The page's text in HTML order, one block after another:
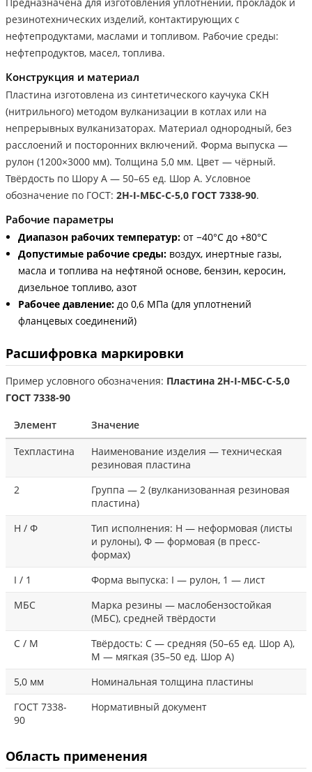
резинотехнических изделий, контактирующих с
нефтепродуктами, маслами и топливом. Рабочие среды:
нефтепродуктов, масел, топлива.
Конструкция и материал
Пластина изготовлена из синтетического каучука СКН
(нитрильного) методом вулканизации в котлах или на
непрерывных вулканизаторах. Материал однородный, без
расслоений и посторонних включений. Форма выпуска —
рулон (1200×3000 мм). Толщина 5,0 мм. Цвет — чёрный.
Твёрдость по Шору А — 50–65 ед. Шор А. Условное
обозначение по ГОСТ: 2Н-I-МБС-С-5,0 ГОСТ 7338-90.
Рабочие параметры
Диапазон рабочих температур: от −40°С до +80°С
Допустимые рабочие среды: воздух, инертные газы,
масла и топлива на нефтяной основе, бензин, керосин,
дизельное топливо, азот
Рабочее давление: до 0,6 МПа (для уплотнений
фланцевых соединений)
Расшифровка маркировки
Пример условного обозначения: Пластина 2Н-I-МБС-С-5,0
ГОСТ 7338-90
Элемент
Значение
Техпластина
Наименование изделия — техническая
резиновая пластина
2
Группа — 2 (вулканизованная резиновая
пластина)
Н / Ф
Тип исполнения: Н — неформовая (листы
и рулоны), Ф — формовая (в пресс-
формах)
I / 1
Форма выпуска: I — рулон, 1 — лист
МБС
Марка резины — маслобензостойкая
(МБС), средней твёрдости
С / М
Твёрдость: С — средняя (50–65 ед. Шор А),
М — мягкая (35–50 ед. Шор А)
5,0 мм
Номинальная толщина пластины
ГОСТ 7338-
90
Нормативный документ
Область применения